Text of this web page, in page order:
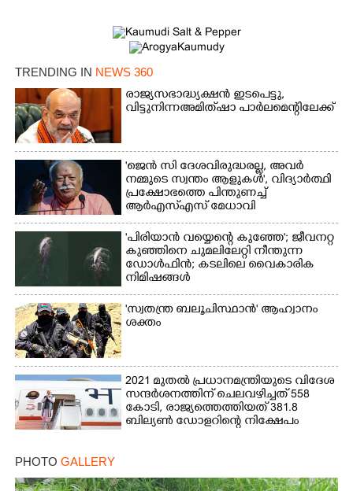
TRENDING IN NEWS 360
രാജ്യസഭാദ്ധ്യക്ഷൻ ഇടപെട്ടു,
വിട്ടുനിന്ന അമിത് ഷാ പാർലമെന്റിലേക്ക്
'ജെൻ സി ദേശവിരുദ്ധരല്ല, അവർ
നമ്മുടെ സ്വന്തം ആളുകൾ', വിദ്യാർത്ഥി
പ്രക്ഷോഭത്തെ പിന്തുണച്ച്
ആർഎസ്‌എസ് മേധാവി
'പിരിയാൻ വയ്യെന്റെ കുഞ്ഞേ'; ജീവനറ്റ
കുഞ്ഞിനെ ചുമലിലേറ്റി നീന്തുന്ന
ഡോൾഫിൻ; കടലിലെ വൈകാരിക
നിമിഷങ്ങൾ
'സ്വതന്ത്ര ബലൂചിസ്ഥാൻ' ആഹ്വാനം
ശക്തം
2021 മുതൽ പ്രധാനമന്ത്രിയുടെ വിദേശ
സന്ദർശനത്തിന് ചെലവഴിച്ചത് 558
കോടി, രാജ്യത്തെത്തിയത് 381.8
ബില്യൺ ഡോളറിന്റെ നിക്ഷേപം
PHOTO GALLERY